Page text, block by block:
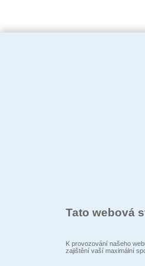
Tato webová
K provozování našeho
zajištění vaší maximální